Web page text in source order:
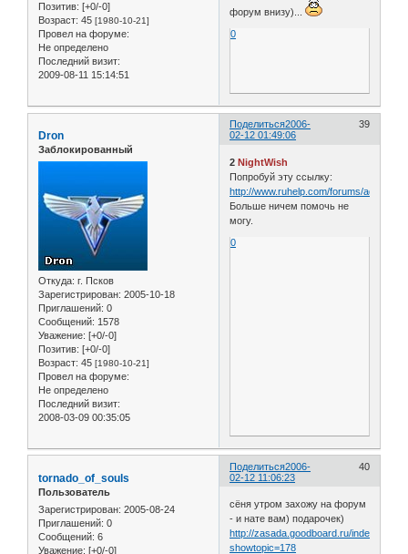
Позитив: [+0/-0]
Возраст: 45 [1980-10-21]
Провел на форуме:
Не определено
Последний визит:
2009-08-11 15:14:51
форум внизу)...
0
Поделиться 39
2006-
02-12 01:49:06
Dron
Заблокированный
Откуда: г. Псков
Зарегистрирован: 2005-10-18
Приглашений: 0
Сообщений: 1578
Уважение: [+0/-0]
Позитив: [+0/-0]
Возраст: 45 [1980-10-21]
Провел на форуме:
Не определено
Последний визит:
2008-03-09 00:35:05
2NightWish
Попробуй эту ссылку:
http://www.ruhelp.com/forums/
Больше ничем помочь не
могу.
0
Поделиться 40
2006-
02-12 11:06:23
tornado_of_souls
Пользователь
Зарегистрирован: 2005-08-24
Приглашений: 0
Сообщений: 6
Уважение: [+0/-0]
сёня утром захожу на форум
- и нате вам) подарочек)
http://zasada.goodboard.ru/index.php?
showtopic=178